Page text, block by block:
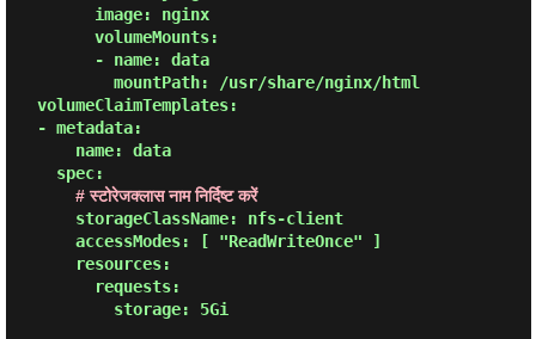
# स्टोरेजक्लास नाम निर्दिष्ट करें